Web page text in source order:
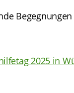
2025 in